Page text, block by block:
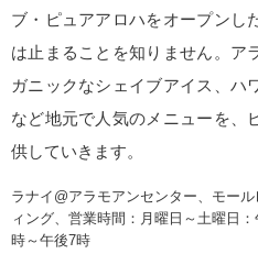
ブ・ピュアアロハをオープンし
は止まることを知りません。ア
ガニックなシェイブアイス、ハ
など地元で人気のメニューを、
供していきます。
ラナイ@アラモアンセンター、モー
ィング、営業時間：月曜日～土曜日
時～午後7時